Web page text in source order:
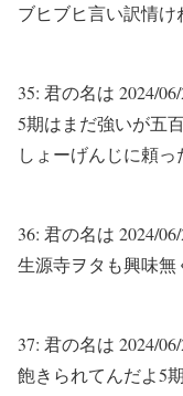
ブヒブヒ言い訳情け
35: 君の名は 2024/
5期はまだ強いが五
しょーげんじに頼っ
36: 君の名は 2024/
生源寺ヲタも興味無
37: 君の名は 2024/
飽きられてんだよ5